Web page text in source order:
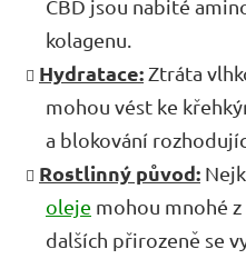
CBD jsou nabité
kolagenu.
Hydratace:Ztráta
mohou vést ke
a blokování
Rostlinný původ:
oleje mohou mnohé
dalších přirozeně se